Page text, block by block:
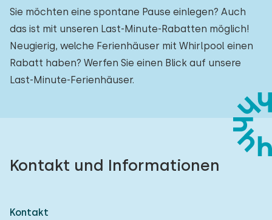
Sie möchten eine spontane Pause einlegen? Auch
das ist mit unseren Last-Minute-Rabatten möglich!
Neugierig, welche Ferienhäuser mit Whirlpool einen
Rabatt haben? Werfen Sie einen Blick auf unsere
Last-Minute-Ferienhäuser.
Kontakt und Informationen
Kontakt